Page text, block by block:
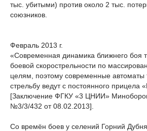
тыс. убитыми) против около 2 тыс.
союзников.
Февраль 2013 г.
«Современная динамика ближнего боя
боевой скорострельности по
целям, поэтому современные
стрельбу ведут с постоянного прицела
[Заключение ФГКУ «3 ЦНИИ»
№3/3/432 от 08.02.2013].
Со времён боев у селений Горний